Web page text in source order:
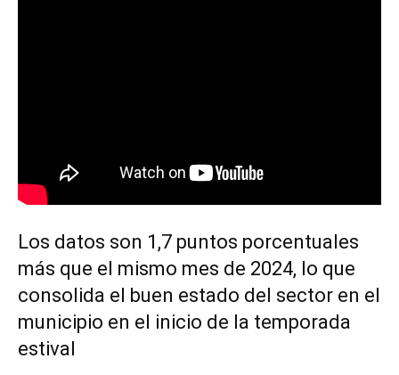
Los datos son 1,7 puntos porcentuales
más que el mismo mes de 2024, lo que
consolida el buen estado del sector en el
municipio en el inicio de la temporada
estival